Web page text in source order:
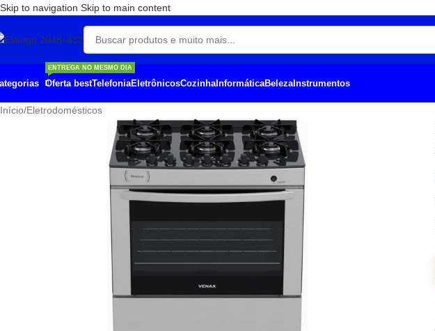
Skip to navigation Skip to main content
Oferta best
ENTREGA NO MESMO DIA
TelefoniaEletrônicosCozinhaInformáticaBelezaInstrumentos
Início/Eletrodomésticos